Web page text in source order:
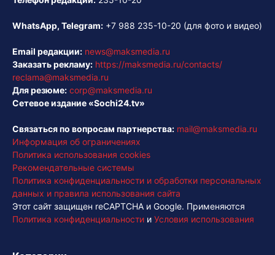
WhatsApp, Telegram: +7 988 235-10-20 (для фото и видео)
Email редакции: news@maksmedia.ru
Заказать рекламу: https://maksmedia.ru/contacts/
reclama@maksmedia.ru
Для резюме: corp@maksmedia.ru
Сетевое издание «Sochi24.tv»
Связаться по вопросам партнерства: mail@maksmedia.ru
Информация об ограничениях
Политика использования cookies
Рекомендательные системы
Политика конфиденциальности и обработки персональных
данных и правила использования сайта
Этот сайт защищен reCAPTCHA и Google. Применяются
Политика конфиденциальности и Условия использования